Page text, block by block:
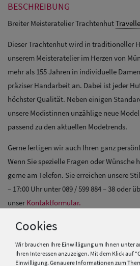
BESCHREIBUNG
Breiter Meisteratelier Trachtenhut
Dieser Trachtenhut wird in traditioneller
unserem Meisteratelier im Herzen von
mehr als 155 Jahren in individuelle
präziser Handarbeit an. Dabei ist jeder
höchster Qualität. Neben einigen
unsere Modistinnen unzählige neue
passend zu den aktuellen Modetrends.
Gerne fertigen wir auch Ihren ganz
Wenn Sie spezielle Fragen oder Wünsche
gerne am Telefon. Sie erreichen unsere
– 17:00 Uhr unter 089 / 599 884 – 38 oder
unser Kontaktformular.
Mehr Informationen zum Hersteller und EU
Cookies
Wir brauchen Ihre Einwilligung um Ihnen unter
Ihren Interessen anzuzeigen. Mit dem Klick auf
Einwilligung. Genauere Informationen zum